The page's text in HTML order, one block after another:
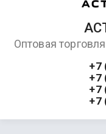
Оптовая
+7
+7
+7
+7